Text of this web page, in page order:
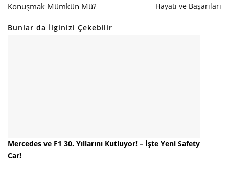
Konuşmak Mümkün Mü?
Hayatı ve Başarıları
Bunlar da İlginizi Çekebilir
Mercedes ve F1 30. Yıllarını Kutluyor! – İşte Yeni Safety
Car!